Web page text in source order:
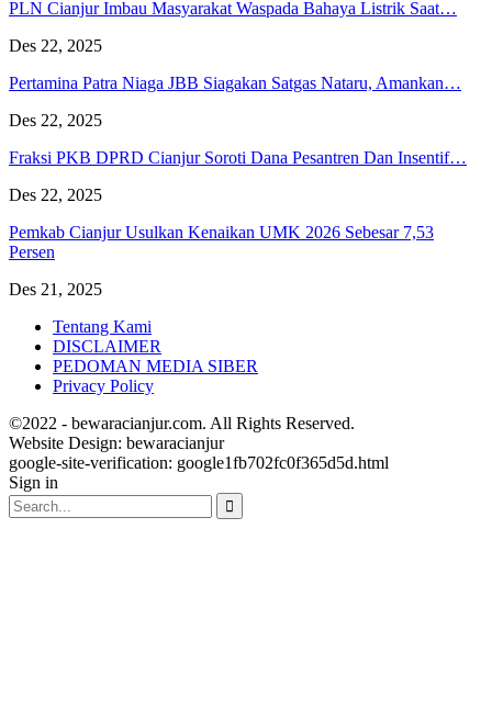
PLN Cianjur Imbau Masyarakat Waspada Bahaya Listrik Saat…
Des 22, 2025
Pertamina Patra Niaga JBB Siagakan Satgas Nataru, Amankan…
Des 22, 2025
Fraksi PKB DPRD Cianjur Soroti Dana Pesantren Dan Insentif…
Des 22, 2025
Pemkab Cianjur Usulkan Kenaikan UMK 2026 Sebesar 7,53
Persen
Des 21, 2025
Tentang Kami
DISCLAIMER
PEDOMAN MEDIA SIBER
Privacy Policy
©2022 - bewaracianjur.com. All Rights Reserved.
Website Design: bewaracianjur
google-site-verification: google1fb702fc0f365d5d.html
Sign in